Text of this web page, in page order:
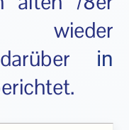
wieder
in